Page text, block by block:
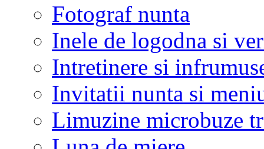
Fotograf nunta
Inele de logodna si
Intretinere si
Invitatii nunta si
Limuzine microbuze